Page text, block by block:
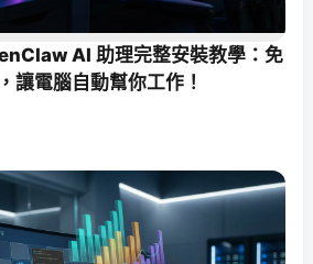
AI 助理完整安裝教學：免
讓電腦自動幫你工作！